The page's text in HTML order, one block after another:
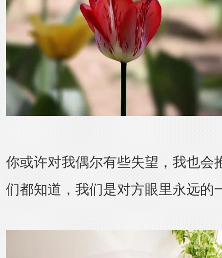
你或许对我偶尔有些失望，我也会
们都知道，我们是对方眼里永远的